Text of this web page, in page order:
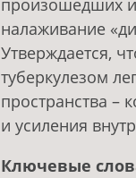
произошедших
налаживание
Утверждается,
туберкулезом
пространства –
и усиления
Ключевые